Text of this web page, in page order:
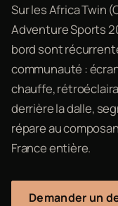
Sur les Africa Twin
Adventure Sports
bord sont
communauté :
chauffe,
derrière la dalle,
répare au
France entière.
Demander un